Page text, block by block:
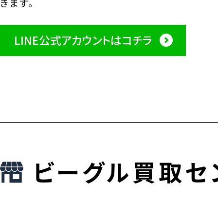
きます。
LINE公式アカウントはコチラ
ビーグル買取セ